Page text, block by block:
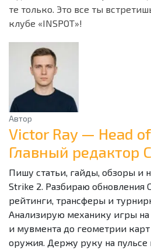
те только. Это все ты
клубе «INSPOT»!
Автор
Victor Ray — Head
Главный редактор
Пишу статьи, гайды, обзоры и
Strike 2. Разбираю обновления
рейтинги, трансферы и
Анализирую механику игры на
и мувмента до геометрии
оружия. Держу руку на